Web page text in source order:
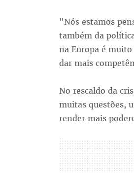
"Nós estamos
também da
na Europa é
dar mais
No rescaldo da
muitas questões,
render mais